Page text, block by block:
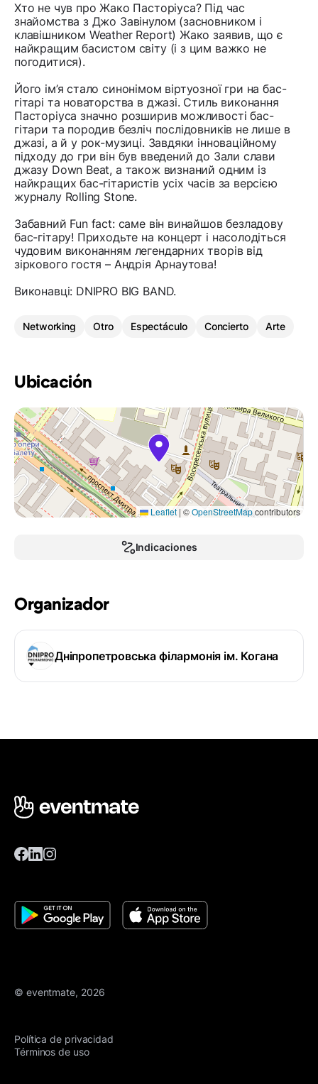
Хто не чув про Жако Пасторіуса? Під час
знайомства з Джо Завінулом (засновником і
клавішником Weather Report) Жако заявив, що є
найкращим басистом світу (і з цим важко не
погодитися).
Його ім’я стало синонімом віртуозної гри на бас-
гітарі та новаторства в джазі. Стиль виконання
Пасторіуса значно розширив можливості бас-
гітари та породив безліч послідовників не лише в
джазі, а й у рок-музиці. Завдяки інноваційному
підходу до гри він був введений до Зали слави
джазу Down Beat, а також визнаний одним із
найкращих бас-гітаристів усіх часів за версією
журналу Rolling Stone.
Забавний Fun fact: саме він винайшов безладову
бас-гітару! Приходьте на концерт і насолодіться
чудовим виконанням легендарних творів від
зіркового гостя – Андрія Арнаутова!
Виконавці: DNIPRO BIG BAND.
Networking Otro Espectáculo Concierto Arte
Ubicación
Leaflet | ©OpenStreetMapcontributors
Indicaciones
Organizador
Дніпропетровська філармонія ім. Когана
© eventmate, 2026
Política de privacidad
Términos de uso